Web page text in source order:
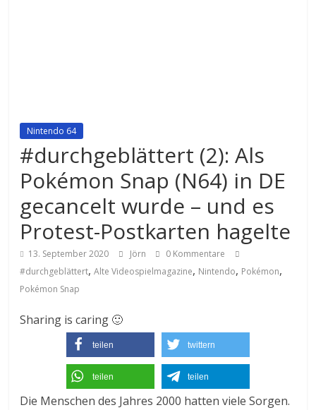
Nintendo 64
#durchgeblättert (2): Als
Pokémon Snap (N64) in DE
gecancelt wurde – und es
Protest-Postkarten hagelte
13. September 2020 Jörn
0 Kommentare
#durchgeblättert,Alte Videospielmagazine, Nintendo, Pokémon,
Pokémon Snap
Sharing is caring 🙂
teilen twittern
teilen teilen
Die Menschen des Jahres 2000 hatten viele Sorgen.